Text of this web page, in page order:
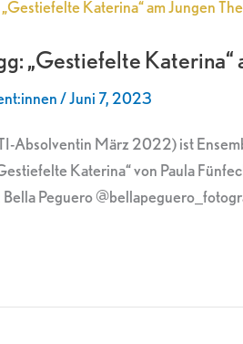
„Gestiefelte
/Juni 7, 2023
Absolventin März 2022) ist
Katerina“ von Paula
Bella Peguero